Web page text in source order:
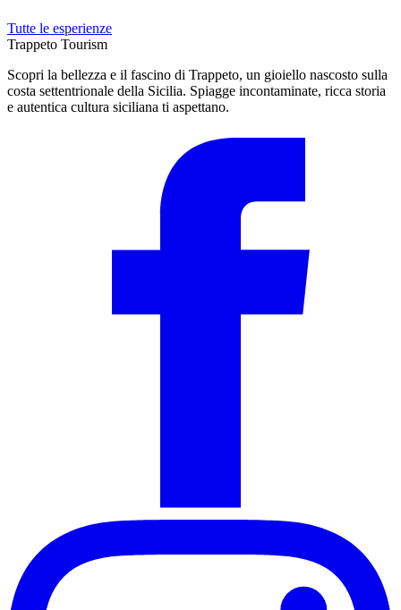
Tutte le esperienze
Trappeto Tourism
Scopri la bellezza e il fascino di Trappeto, un gioiello nascosto sulla
costa settentrionale della Sicilia. Spiagge incontaminate, ricca storia
e autentica cultura siciliana ti aspettano.